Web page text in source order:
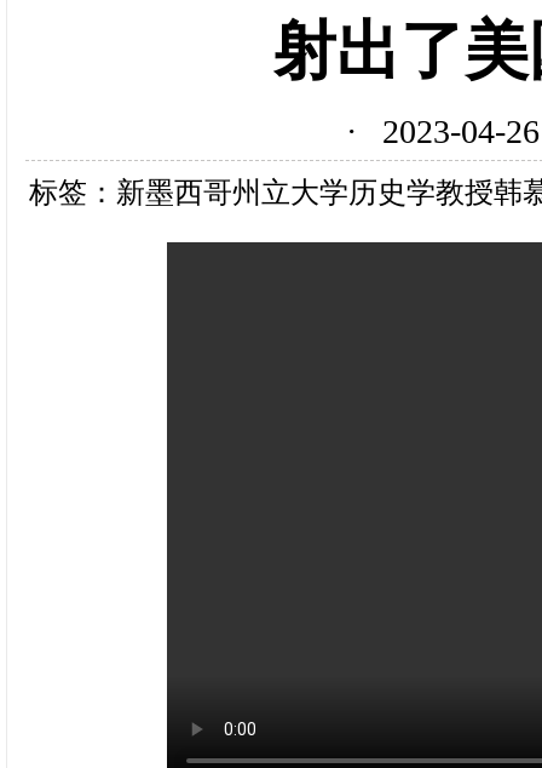
射出了
· 2023-04-
标签：新墨西哥州立大学历史学教授韩